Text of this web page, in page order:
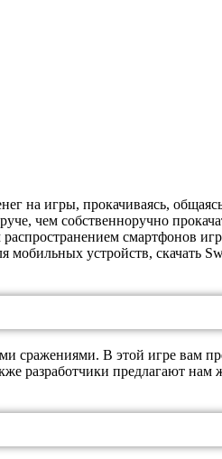
на игры, прокачиваясь,
чем собственноручно
смартфонов
мобильных устройств, скачать
сражениями. В этой игре вам
разработчики предлагают нам